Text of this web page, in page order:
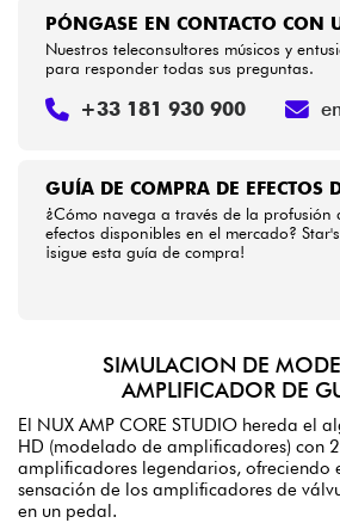
Ver nuestras
GUÍA DE COMPRA DE EFECTOS
¿Cómo navega a través de la profusión
efectos disponibles en el mercado?
¡sigue esta guía de compra!
PÓNGASE EN CONTACTO CON
Nuestros teleconsultores músicos y
para responder todas sus preguntas.
+33 181 930 900
SIMULACION DE
AMPLIFICADOR DE
El NUX AMP CORE STUDIO hereda el
HD (modelado de amplificadores) con
amplificadores legendarios, ofreciendo
sensación de los amplificadores de
en un pedal.